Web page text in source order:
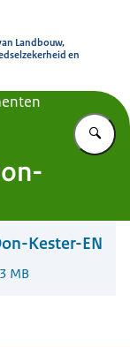
Landbouw,
en
Kester-EN
MB